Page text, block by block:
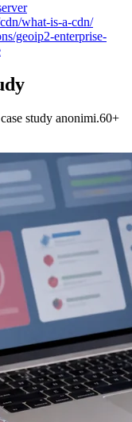
what-is-a-cdn/
geoip2-enterprise-
study anonimi.60+